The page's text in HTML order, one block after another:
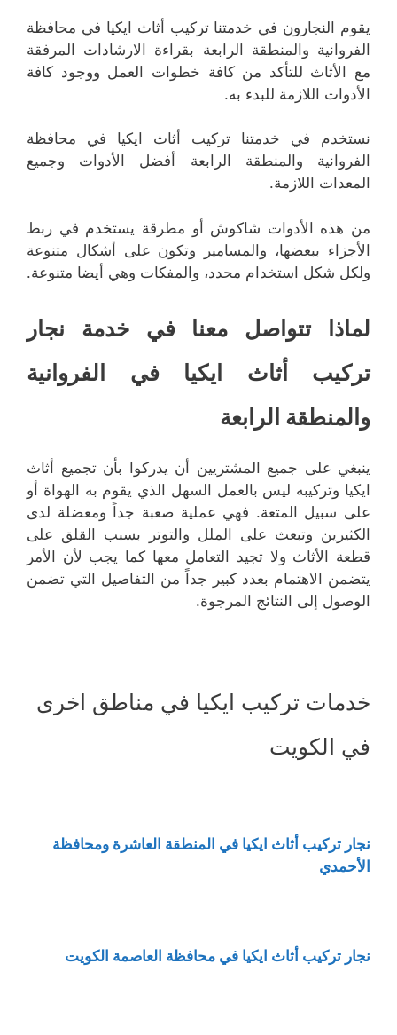
يقوم النجارون في خدمتنا تركيب أثاث ايكيا في محافظة
الفروانية والمنطقة الرابعة بقراءة الارشادات المرفقة
مع الأثاث للتأكد من كافة خطوات العمل ووجود كافة
الأدوات اللازمة للبدء به.
نستخدم في خدمتنا تركيب أثاث ايكيا في محافظة
الفروانية والمنطقة الرابعة أفضل الأدوات وجميع
المعدات اللازمة.
من هذه الأدوات شاكوش أو مطرقة يستخدم في ربط
الأجزاء ببعضها، والمسامير وتكون على أشكال متنوعة
ولكل شكل استخدام محدد، والمفكات وهي أيضا متنوعة.
لماذا تتواصل معنا في خدمة نجار
تركيب أثاث ايكيا في الفروانية
والمنطقة الرابعة
ينبغي على جميع المشتريين أن يدركوا بأن تجميع أثاث
ايكيا وتركيبه ليس بالعمل السهل الذي يقوم به الهواة أو
على سبيل المتعة. فهي عملية صعبة جداً ومعضلة لدى
الكثيرين وتبعث على الملل والتوتر بسبب القلق على
قطعة الأثاث ولا تجيد التعامل معها كما يجب لأن الأمر
يتضمن الاهتمام بعدد كبير جداً من التفاصيل التي تضمن
الوصول إلى النتائج المرجوة.
خدمات تركيب ايكيا في مناطق اخرى
في الكويت
نجار تركيب أثاث ايكيا في المنطقة العاشرة ومحافظة
الأحمدي
نجار تركيب أثاث ايكيا في محافظة العاصمة الكويت